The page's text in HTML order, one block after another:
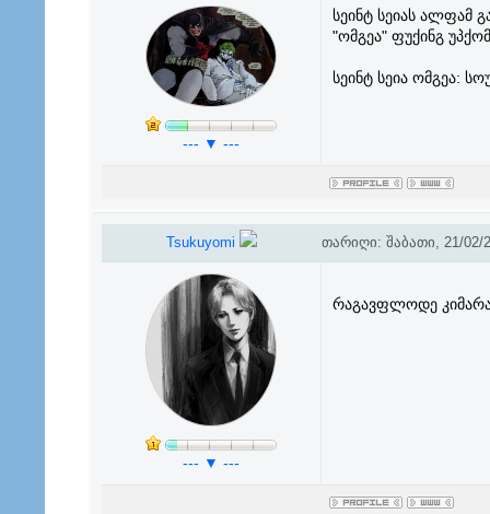
--- ▼ ---
სეინტ სეიას ალფამ
"ომგეა" ფუქინგ
სეინტ სეია ომგეა:
Tsukuyomi თარიღი: შაბათი, 21/02/
--- ▼ ---
რაგავფლოდე